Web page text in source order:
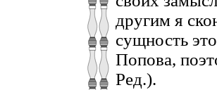
другим я
сущность
Попова,
Ред.).